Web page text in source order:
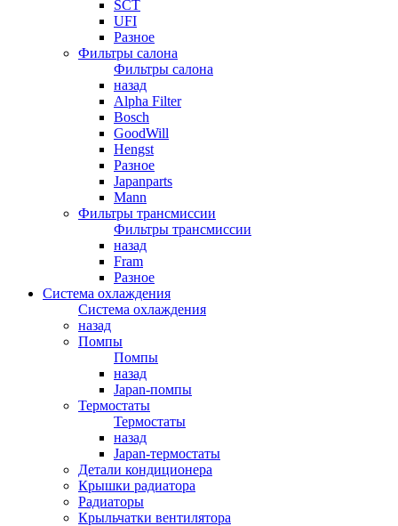
SCT
UFI
Разное
Фильтры салона
Фильтры салона
назад
Alpha Filter
Bosch
GoodWill
Hengst
Разное
Japanparts
Mann
Фильтры трансмиссии
Фильтры трансмиссии
назад
Fram
Разное
Система охлаждения
Система охлаждения
назад
Помпы
Помпы
назад
Japan-помпы
Термостаты
Термостаты
назад
Japan-термостаты
Детали кондиционера
Крышки радиатора
Радиаторы
Крыльчатки вентилятора